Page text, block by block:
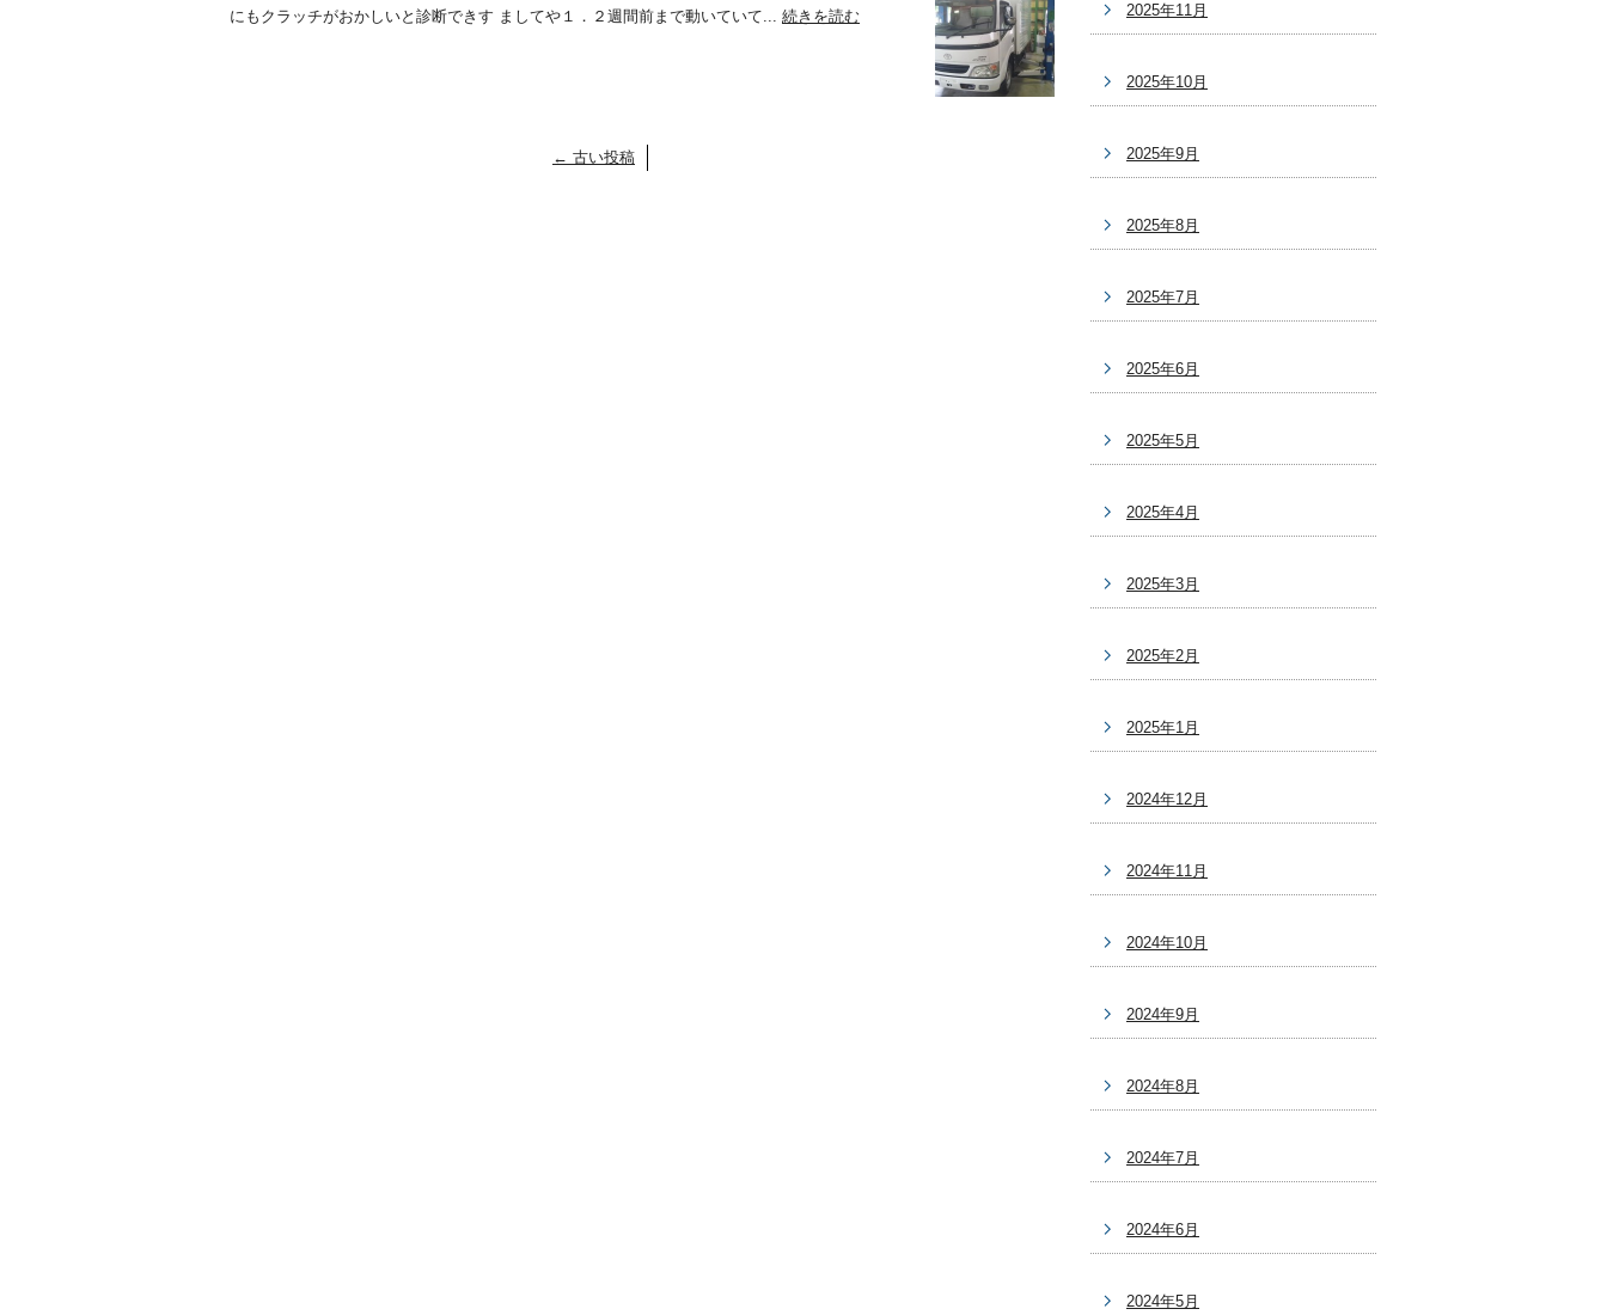
にもクラッチがおかしいと診断できす ましてや１．２週間前まで動いていて... 続きを読む
← 古い投稿
2025年11月
2025年10月
2025年9月
2025年8月
2025年7月
2025年6月
2025年5月
2025年4月
2025年3月
2025年2月
2025年1月
2024年12月
2024年11月
2024年10月
2024年9月
2024年8月
2024年7月
2024年6月
2024年5月